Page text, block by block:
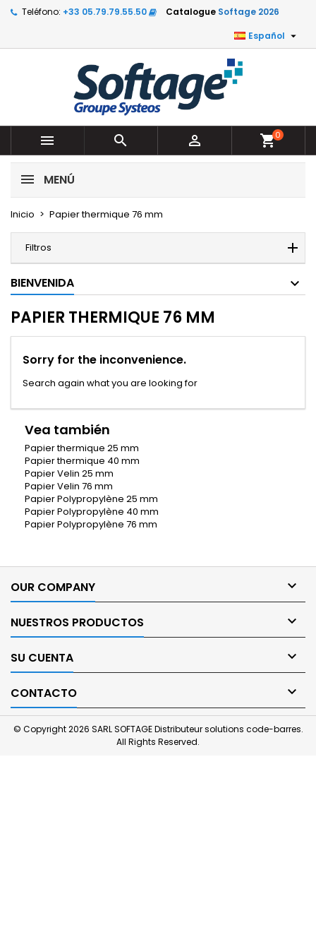
Teléfono: +33 05.79.79.55.50 Catalogue Softage 2026
Español 
   shopping_cart0
MENÚ
Inicio Papier thermique 76 mm
Filtros
BIENVENIDA
PAPIER THERMIQUE 76 MM
Sorry for the inconvenience.
Search again what you are looking for
Vea también
Papier thermique 25 mm
Papier thermique 40 mm
Papier Velin 25 mm
Papier Velin 76 mm
Papier Polypropylène 25 mm
Papier Polypropylène 40 mm
Papier Polypropylène 76 mm
OUR COMPANY 
NUESTROS PRODUCTOS 
SU CUENTA 
CONTACTO 
© Copyright 2026 SARL SOFTAGE Distributeur solutions code-barres.
All Rights Reserved.